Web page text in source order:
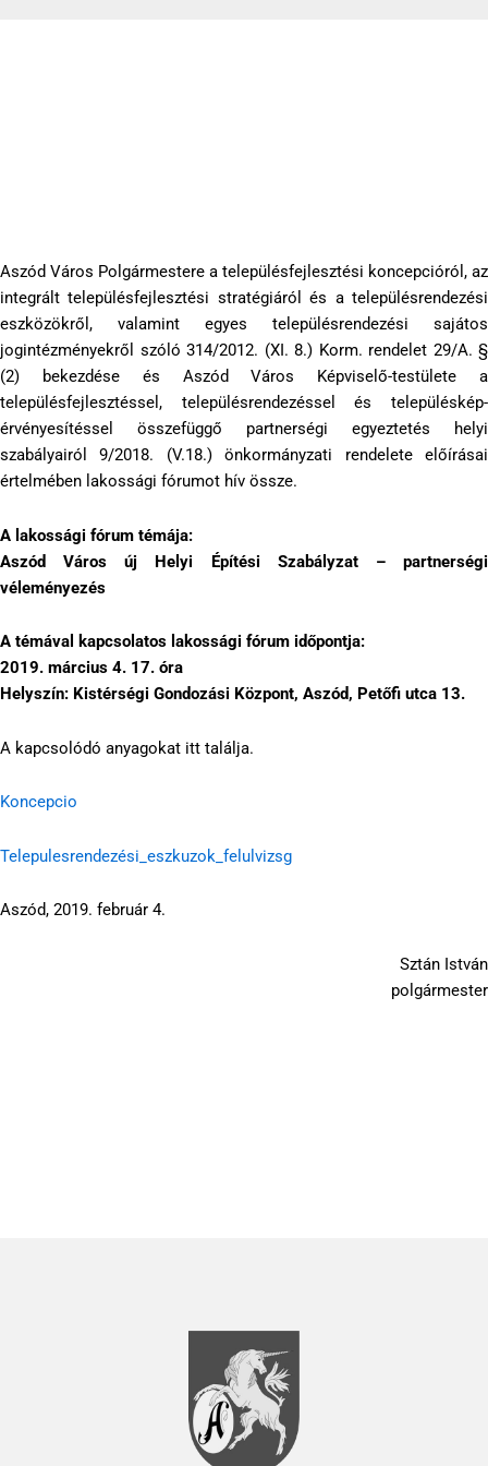
Aszód Város Polgármestere a településfejlesztési koncepcióról, az
integrált településfejlesztési stratégiáról és a településrendezési
eszközökről, valamint egyes településrendezési sajátos
jogintézményekről szóló 314/2012. (XI. 8.) Korm. rendelet 29/A. §
(2) bekezdése és Aszód Város Képviselő-testülete a
településfejlesztéssel, településrendezéssel és településkép-
érvényesítéssel összefüggő partnerségi egyeztetés helyi
szabályairól 9/2018. (V.18.) önkormányzati rendelete előírásai
értelmében lakossági fórumot hív össze.
A lakossági fórum témája:
Aszód Város új Helyi Építési Szabályzat – partnerségi
véleményezés
A témával kapcsolatos lakossági fórum időpontja:
2019. március 4. 17. óra
Helyszín: Kistérségi Gondozási Központ, Aszód, Petőfi utca 13.
A kapcsolódó anyagokat itt találja.
Koncepcio
Telepulesrendezési_eszkuzok_felulvizsg
Aszód, 2019. február 4.
Sztán István
polgármester